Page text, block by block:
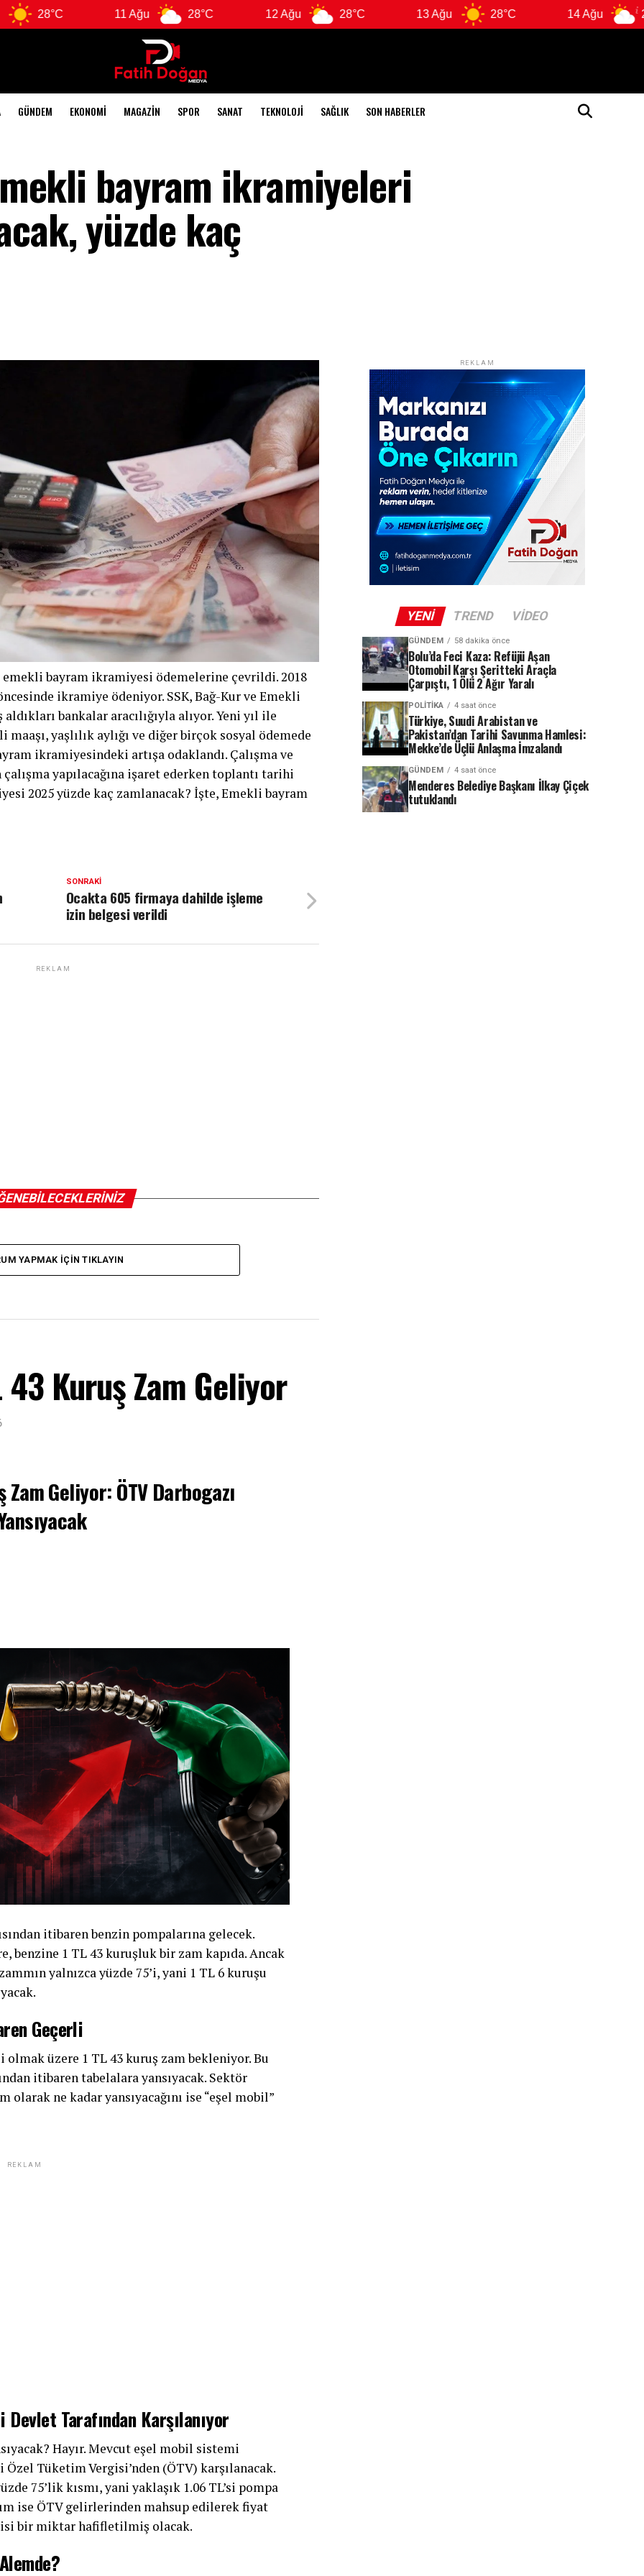
11 Ağu 28°C 12 Ağu 28°C 13 Ağu 28°C 14 Ağu 26°C
GÜNDEM EKONOMI MAGAZIN SPOR SANAT TEKNOLOJI SAĞLIK SON HABERLER
bayram ikramiyeleri
yüzde kaç
emekli bayram ikramiyesi ödemelerine çevrildi. 2018
ikramiye ödeniyor. SSK, Bağ-Kur ve Emekli
bankalar aracılığıyla alıyor. Yeni yıl ile
yaşlılık aylığı ve diğer birçok sosyal ödemede
ikramiyesindeki artışa odaklandı. Çalışma ve
yapılacağına işaret ederken toplantı tarihi
2025 yüzde kaç zamlanacak? İşte, Emekli bayram
SONRAKI
Ocakta 605 firmaya dahilde işleme
izin belgesi verildi
REKLAM
YAPMAK IÇIN TIKLAYIN
43 Kuruş Zam Geliyor
Geliyor: ÖTV Darbogazı
itibaren benzin pompalarına gelecek.
benzine 1 TL 43 kuruşluk bir zam kapıda. Ancak
yalnızca yüzde 75’i, yani 1 TL 6 kuruşu
Geçerli
olmak üzere 1 TL 43 kuruş zam bekleniyor. Bu
itibaren tabelalara yansıyacak. Sektör
ne kadar yansıyacağını ise “eşel mobil”
REKLAM
Devlet Tarafından Karşılanıyor
Hayır. Mevcut eşel mobil sistemi
Tüketim Vergisi’nden (ÖTV) karşılanacak.
75’lik kısmı, yani yaklaşık 1.06 TL’si pompa
ise ÖTV gelirlerinden mahsup edilerek fiyat
bir miktar hafifletilmiş olacak.
REKLAM
YENI TREND VIDEO
GÜNDEM 58 dakika önce
Bolu’da Feci Kaza: Refüjü Aşan
Otomobil Karşı Şeritteki Araçla
Çarpıştı, 1 Ölü 2 Ağır Yaralı
POLITIKA 4 saat önce
Türkiye, Suudi Arabistan ve
Pakistan’dan Tarihi Savunma Hamlesi:
Mekke’de Üçlü Anlaşma İmzalandı
GÜNDEM 4 saat önce
Menderes Belediye Başkanı İlkay Çiçek
tutuklandı